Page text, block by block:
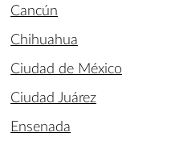
Cancún
Chihuahua
Ciudad de México
Ciudad Juárez
Ensenada